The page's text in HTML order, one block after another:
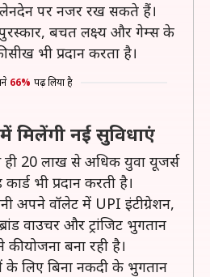
पर नजर रख सकते हैं।
बचत लक्ष्य और गेम्स के
भी प्रदान करता है।
66% पढ़ लिया है
मिलेंगी नई सुविधाएं
20 लाख से अधिक युवा यूजर्स
भी प्रदान करती है।
अपने वॉलेट में UPI इंटीग्रेशन,
वाउचर और ट्रांजिट भुगतान
योजना बना रही है।
के लिए बिना नकदी के भुगतान